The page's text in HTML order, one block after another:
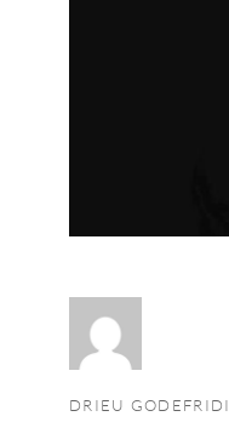
DRIEU GODEFRIDI